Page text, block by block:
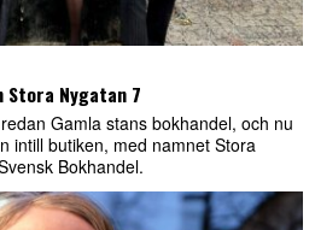
Stora Nygatan 7
Gamla stans bokhandel, och nu
intill butiken, med namnet Stora
Bokhandel.